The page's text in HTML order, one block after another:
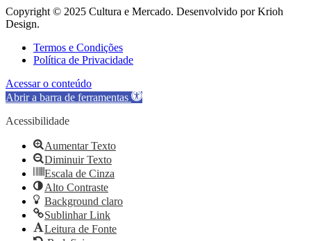
Copyright © 2025 Cultura e Mercado. Desenvolvido por Krioh
Design.
Termos e Condições
Política de Privacidade
Acessar o conteúdo
Abrir a barra de ferramentas
Acessibilidade
Aumentar Texto
Diminuir Texto
Escala de Cinza
Alto Contraste
Background claro
Sublinhar Link
Leitura de Fonte